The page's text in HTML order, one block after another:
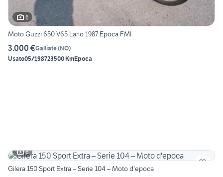
6
Moto Guzzi 650 V65 Lario 1987 Epoca FMI
3.000 €Galliate(NO)
Usato05/198723500 KmEpoca
6
Gilera 150 Sport Extra – Serie 104 – Moto d'epoca